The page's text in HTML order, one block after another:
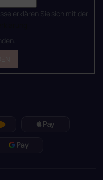
erklären Sie sich mit der